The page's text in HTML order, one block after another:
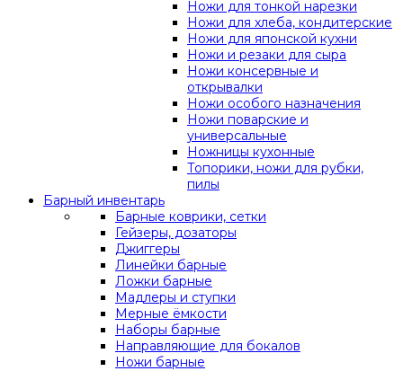
Ножи для тонкой нарезки
Ножи для хлеба, кондитерские
Ножи для японской кухни
Ножи и резаки для сыра
Ножи консервные и
открывалки
Ножи особого назначения
Ножи поварские и
универсальные
Ножницы кухонные
Топорики, ножи для рубки,
пилы
Барный инвентарь
Барные коврики, сетки
Гейзеры, дозаторы
Джиггеры
Линейки барные
Ложки барные
Мадлеры и ступки
Мерные ёмкости
Наборы барные
Направляющие для бокалов
Ножи барные